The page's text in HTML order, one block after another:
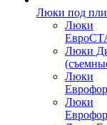
Люки под
Люки
Люки
Люки
Люки